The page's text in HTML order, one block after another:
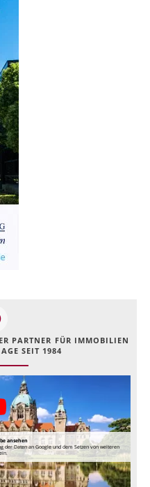
PARTNER FÜR IMMOBILIEN
SEIT 1984
ansehen
der Daten an Google und dem Setzen von weiteren